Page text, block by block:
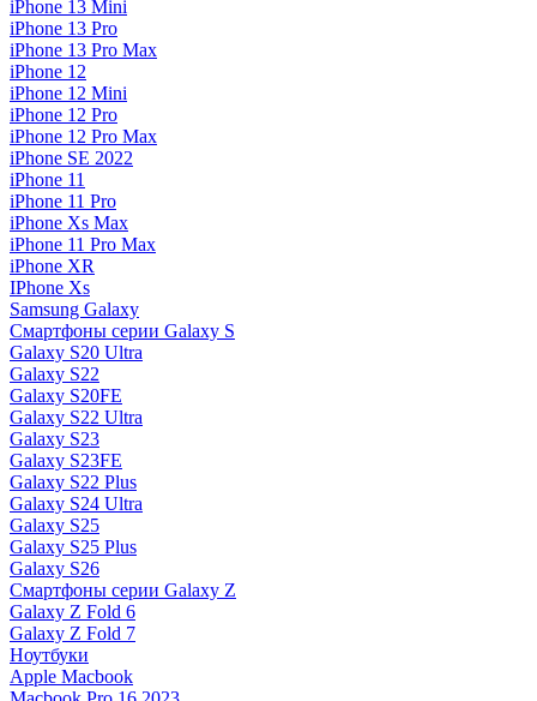
iPhone 13 Mini
iPhone 13 Pro
iPhone 13 Pro Max
iPhone 12
iPhone 12 Mini
iPhone 12 Pro
iPhone 12 Pro Max
iPhone SE 2022
iPhone 11
iPhone 11 Pro
iPhone Xs Max
iPhone 11 Pro Max
iPhone XR
IPhone Xs
Samsung Galaxy
Смартфоны серии Galaxy S
Galaxy S20 Ultra
Galaxy S22
Galaxy S20FE
Galaxy S22 Ultra
Galaxy S23
Galaxy S23FE
Galaxy S22 Plus
Galaxy S24 Ultra
Galaxy S25
Galaxy S25 Plus
Galaxy S26
Смартфоны серии Galaxy Z
Galaxy Z Fold 6
Galaxy Z Fold 7
Ноутбуки
Apple Macbook